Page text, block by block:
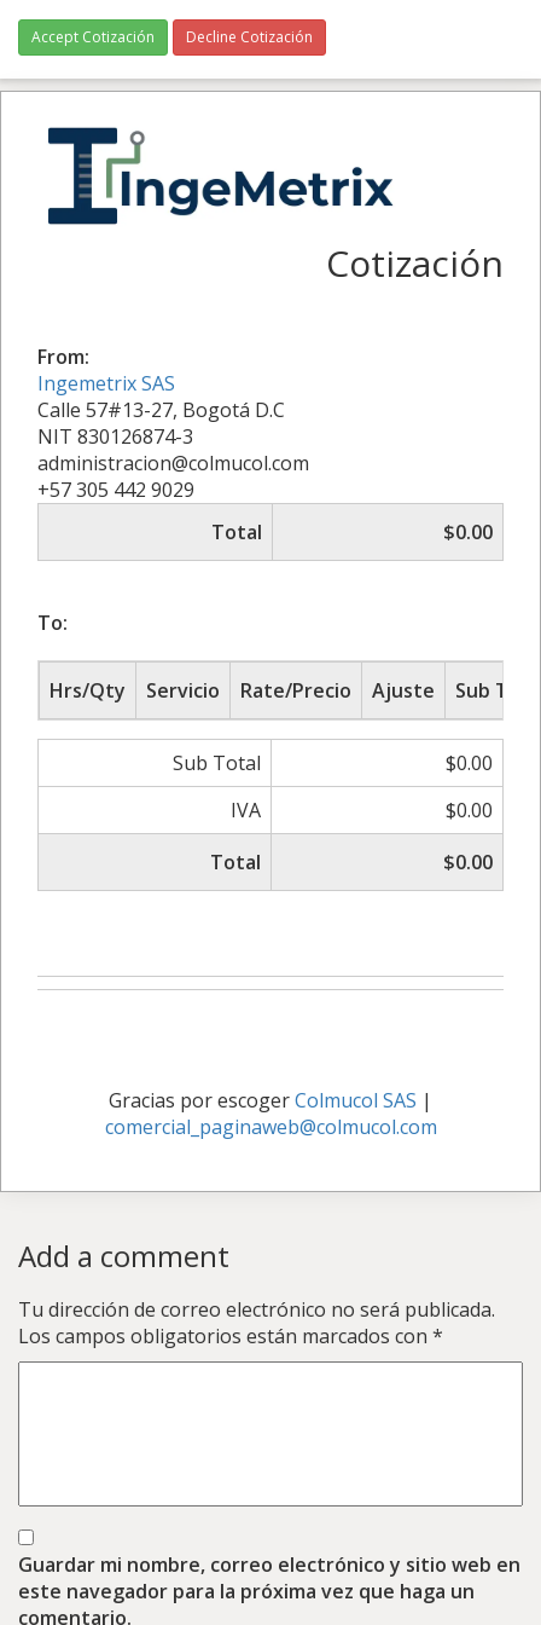
Accept Cotización Decline Cotización
Cotización
From:
Ingemetrix SAS
Calle 57#13-27, Bogotá D.C
NIT 830126874-3
administracion@colmucol.com
+57 305 442 9029
Total
$0.00
To:
Hrs/Qty Servicio Rate/Precio Ajuste Sub
Sub Total
$0.00
IVA
$0.00
Total
$0.00
Gracias por escogerColmucol SAS |
comercial_paginaweb@colmucol.com
Add a comment
Tu dirección de correo electrónico no será publicada.
Los campos obligatorios están marcados con *
Guardar mi nombre, correo electrónico y sitio web en
este navegador para la próxima vez que haga un
comentario.